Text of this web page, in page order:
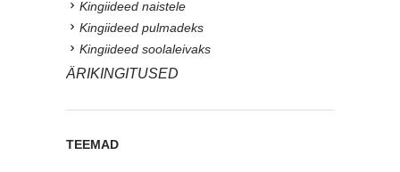
Kingiideed naistele
Kingiideed pulmadeks
Kingiideed soolaleivaks
ÄRIKINGITUSED
TEEMAD